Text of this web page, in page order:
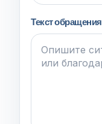
Текст обращения